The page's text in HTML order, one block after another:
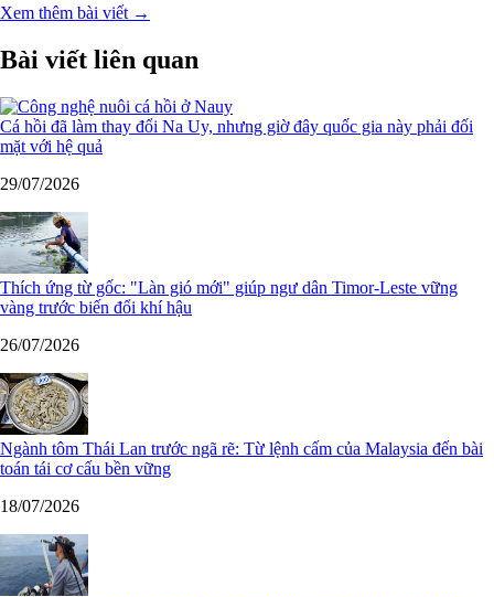
Xem thêm bài viết →
Bài viết liên quan
Cá hồi đã làm thay đổi Na Uy, nhưng giờ đây quốc gia này phải đối
mặt với hệ quả
29/07/2026
Thích ứng từ gốc: "Làn gió mới" giúp ngư dân Timor-Leste vững
vàng trước biến đổi khí hậu
26/07/2026
Ngành tôm Thái Lan trước ngã rẽ: Từ lệnh cấm của Malaysia đến bài
toán tái cơ cấu bền vững
18/07/2026